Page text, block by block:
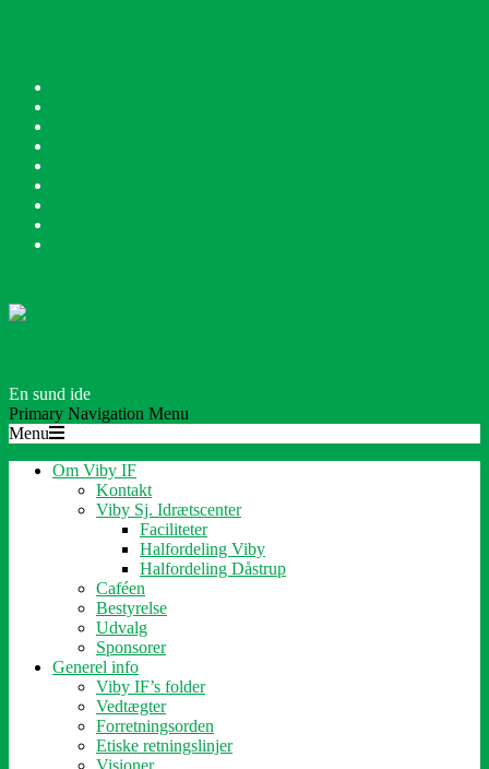
En sund ide
Primary Navigation Menu
Menu
Om Viby IF
Kontakt
Viby Sj. Idrætscenter
Faciliteter
Halfordeling Viby
Halfordeling Dåstrup
Caféen
Bestyrelse
Udvalg
Sponsorer
Generel info
Viby IF’s folder
Vedtægter
Forretningsorden
Etiske retningslinjer
Visioner